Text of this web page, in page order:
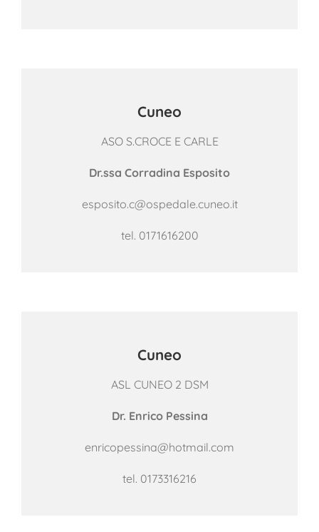
Cuneo
ASO S.CROCE E CARLE
Dr.ssa Corradina Esposito
esposito.c@ospedale.cuneo.it
tel. 0171616200
Cuneo
ASL CUNEO 2 DSM
Dr. Enrico Pessina
enricopessina@hotmail.com
tel. 0173316216